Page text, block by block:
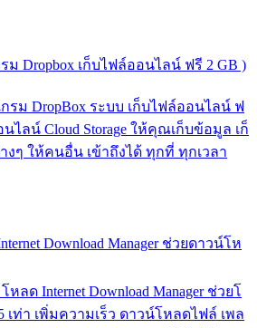
ม Dropbox เก็บไฟล์ออนไลน์ ฟรี 2 GB )
รม DropBox ระบบ เก็บไฟล์ออนไลน์ ฟ
ไลน์ Cloud Storage ให้คุณเก็บข้อมูล เก็
งๆ ให้คนอื่น เข้าถึงได้ ทุกที่ ทุกเวลา
Download Manager ช่วยดาวน์โห
ลด Internet Download Manager ช่วยโ
เท่า เพิ่มความเร็ว ดาวน์โหลดไฟล์ เพล